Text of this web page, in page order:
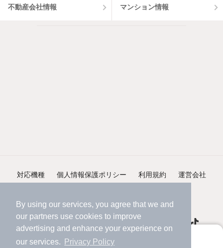
By using our services, you agree that we and
our partners use cookies to improve
advertising and enhance your experience on
our services.
Privacy Policy
アプリに切り替えて、サクサクお部屋探し
不動産会社情報 マンション情報
対応機種 個人情報保護ポリシー 利用規約 運営会社